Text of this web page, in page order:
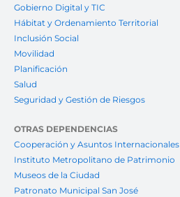
Gobierno Digital y TIC
Hábitat y Ordenamiento Territorial
Inclusión Social
Movilidad
Planificación
Salud
Seguridad y Gestión de Riesgos
OTRAS DEPENDENCIAS
Cooperación y Asuntos Internacionales
Instituto Metropolitano de Patrimonio
Museos de la Ciudad
Patronato Municipal San José